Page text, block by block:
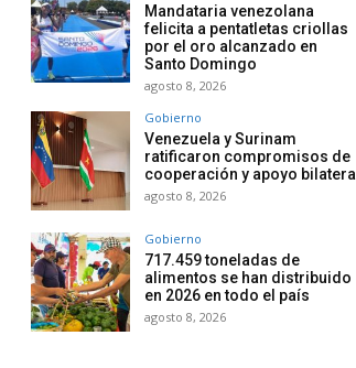
Mandataria venezolana
felicita a pentatletas criollas
por el oro alcanzado en
Santo Domingo
agosto 8, 2026
Gobierno
Venezuela y Surinam
ratificaron compromisos de
cooperación y apoyo bilateral
agosto 8, 2026
Gobierno
717.459 toneladas de
alimentos se han distribuido
en 2026 en todo el país
agosto 8, 2026